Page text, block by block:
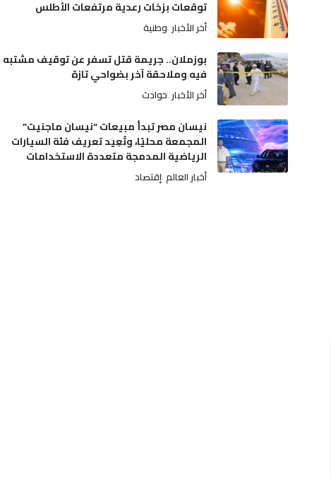
توقعات بزخات رعدية مرتفعات الأطلس
أخر الأخبار وطنية
بوزملان.. جريمة قتل تسفر عن توقيف مشتبه
فيه وملاحقة آخر بضواحي تازة
أخر الأخبار حوادث
نيسان مصر تبدأ مبيعات “نيسان ماجنيت”
المجمعة محليًا، وتُعِيد تعريف فئة السيارات
الرياضية المدمجة متعددة الاستخدامات
أخبار العالم إقتصاد